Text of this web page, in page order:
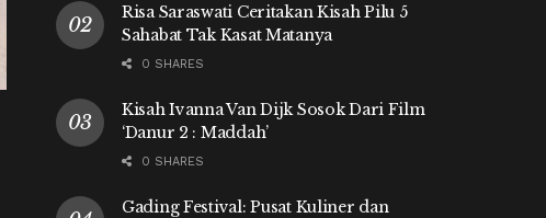
Risa Saraswati Ceritakan Kisah Pilu 5
Sahabat Tak Kasat Matanya
0 SHARES
Kisah Ivanna Van Dijk Sosok Dari Film
‘Danur 2 : Maddah’
0 SHARES
Gading Festival: Pusat Kuliner dan